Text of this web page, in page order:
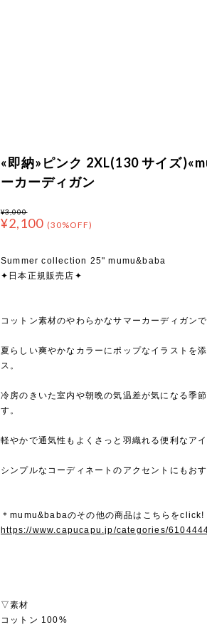
«即納»ピンク 2XL(130 サイズ
ーカーディガン
¥3,000
¥2,100 (30%OFF)
Summer collection 25" mumu&baba
✦日本正規販売店✦
コットン素材のやわらかなサマーカーディガンで
夏らしい爽やかなカラーにポップなイラストを
ス。
冷房のきいた室内や朝晩の気温差が気になる季
す。
軽やかで通気性もよくさっと羽織れる便利なアイ
シンプルなコーディネートのアクセントにもおす
＊mumu&babaのその他の商品はこちらをclick!
https://www.capucapu.jp/categories/
▽素材
コットン 100%